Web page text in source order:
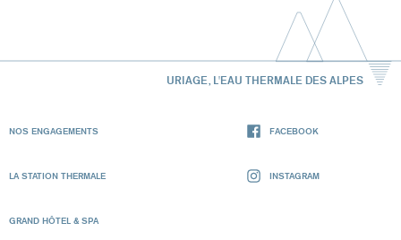
URIAGE, L'EAU THERMALE DES ALPES
NOS ENGAGEMENTS
LA STATION THERMALE
GRAND HÔTEL & SPA
FACEBOOK
INSTAGRAM